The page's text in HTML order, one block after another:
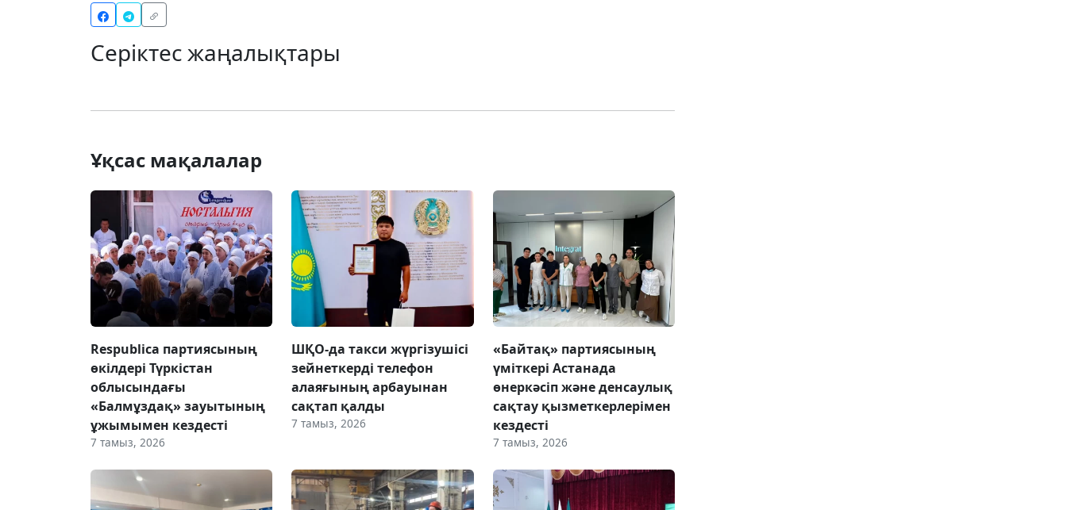
Серіктес жаңалықтары
Ұқсас мақалалар
Respublica партиясының
өкілдері Түркістан
облысындағы
«Балмұздақ» зауытының
ұжымымен кездесті
7 тамыз, 2026
ШҚО-да такси жүргізушісі
зейнеткерді телефон
алаяғының арбауынан
сақтап қалды
7 тамыз, 2026
«Байтақ» партиясының
үміткері Астанада
өнеркәсіп және денсаулық
сақтау қызметкерлерімен
кездесті
7 тамыз, 2026